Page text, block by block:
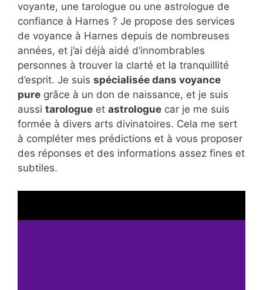
voyante, une tarologue ou une astrologue de
confiance à Harnes ? Je propose des services
de voyance à Harnes depuis de nombreuses
années, et j’ai déjà aidé d’innombrables
personnes à trouver la clarté et la tranquillité
d’esprit. Je suis spécialisée dans voyance
pure grâce à un don de naissance, et je suis
aussi tarologue et astrologue car je me suis
formée à divers arts divinatoires. Cela me sert
à compléter mes prédictions et à vous proposer
des réponses et des informations assez fines et
subtiles.